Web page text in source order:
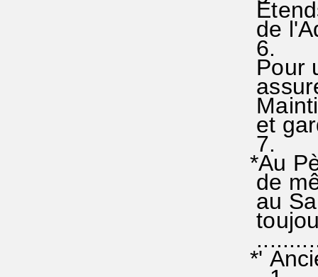
de
6.
Pour
et
7.
*Au
de
au
*'